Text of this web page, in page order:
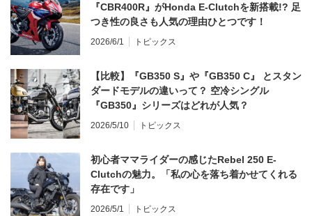
『CBR400R』がHonda E-Clutchを新搭載!? 足
つき性の良さも人気の理由ひとつです！
2026/6/1 トピックス
【比較】『GB350 S』や『GB350 C』 とスタン
ダードモデルの違いって？ 空冷シングル
『GB350』シリーズはどれが人気？
2026/5/10 トピックス
初心者ママライダーの感じたRebel 250 E-
Clutchの魅力。「私の心を落ち着かせてくれる
存在です」
2026/5/1 トピックス